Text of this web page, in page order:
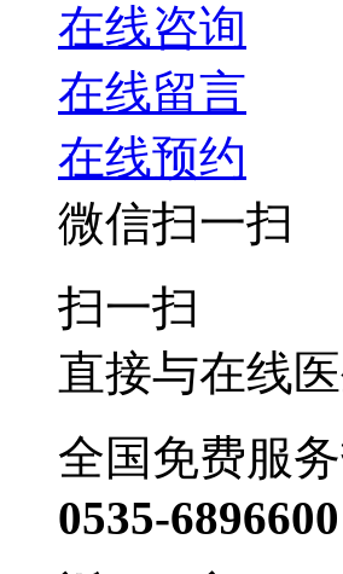
在线咨询
在线留言
在线预约
微信扫一扫
扫一扫
直接与在线
全国免费服
0535-6896600